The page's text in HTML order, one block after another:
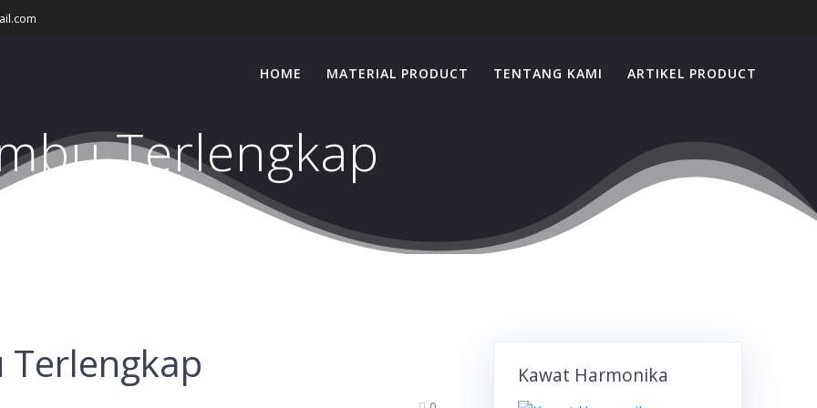
HOME MATERIAL PRODUCT TENTANG KAMI ARTIKEL PRODUCT
Terlengkap
Terlengkap Kawat Harmonika